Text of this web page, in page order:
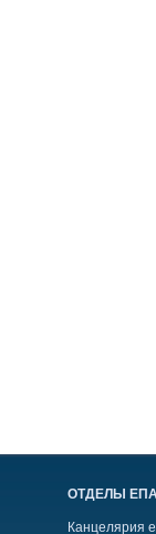
ОТДЕЛЫ
Канцелярия